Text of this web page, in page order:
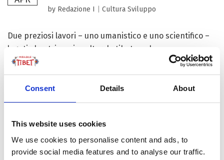
Consent Details About
This website uses cookies
We use cookies to personalise content and ads, to
provide social media features and to analyse our traffic.
by Redazione I Cultura Sviluppo
Due preziosi lavori – uno umanistico e uno scientifico –
legati al patrimonio culturale tibetano hanno appena
visto la luce della stampa. Parliamo del ‘Tesoro degli
Insegnamenti Sacri Sakya Gapen’, il cui contenuto
enciclopedico copre i quasi tre secoli del...
FOCUS TIBET